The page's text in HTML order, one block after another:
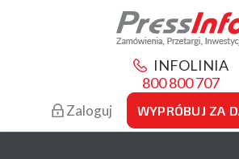
INFOLINIA
800 800 707
Zaloguj WYPRÓBUJ ZA